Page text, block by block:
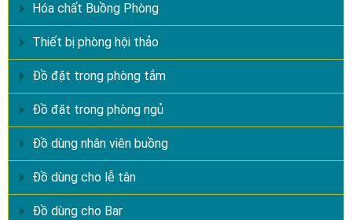
Hóa chất Buồng Phòng
Thiết bị phòng hội thảo
Đồ đặt trong phòng tắm
Đồ đặt trong phòng ngủ
Đồ dùng nhân viên buồng
Đồ dùng cho lễ tân
Đồ dùng cho Bar